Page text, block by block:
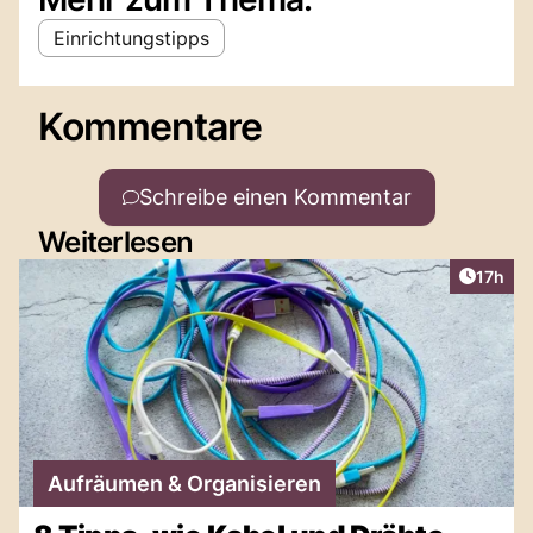
Einrichtungstipps
Kommentare
Schreibe einen Kommentar
Weiterlesen
Artikel
17h
Aufräumen & Organisieren